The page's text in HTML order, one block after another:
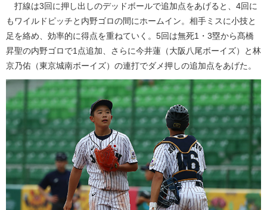
打線は3回に押し出しのデッドボールで追加点をあげると、4回に
もワイルドピッチと内野ゴロの間にホームイン。相手ミスに小技と
足を絡め、効率的に得点を重ねていく。5回は無死1・3塁から髙橋
昇聖の内野ゴロで1点追加、さらに今井蓮（大阪八尾ボーイズ）と林
京乃佑（東京城南ボーイズ）の連打でダメ押しの追加点をあげた。